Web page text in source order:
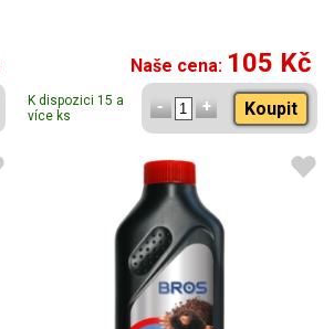
Naše cena: 105 Kč
K dispozici 15 a
více ks
Koupit